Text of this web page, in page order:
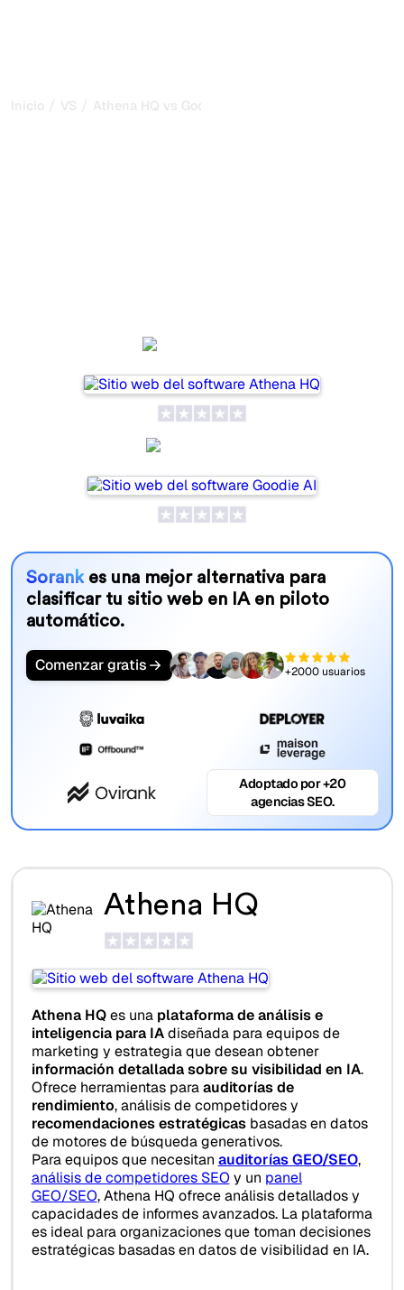
Inicio / VS / Athena HQ vs Goodie AI
Sorankes una mejor alternativa para
clasificar tu sitio web en IA en piloto
automático.
Comenzar gratis +2000 usuarios
Adoptado por +20
agencias SEO.
Athena HQ
Athena HQes una plataforma de análisis e
inteligencia para IAdiseñada para equipos de
marketing y estrategia que desean obtener
información detallada sobre su visibilidad en IA.
Ofrece herramientas paraauditorías de
rendimiento, análisis de competidores y
recomendaciones estratégicasbasadas en datos
de motores de búsqueda generativos.
Para equipos que necesitan auditorías GEO/SEO,
análisis de competidores SEO y un panel
GEO/SEO, Athena HQ ofrece análisis detallados y
capacidades de informes avanzados. La plataforma
es ideal para organizaciones que toman decisiones
estratégicas basadas en datos de visibilidad en IA.